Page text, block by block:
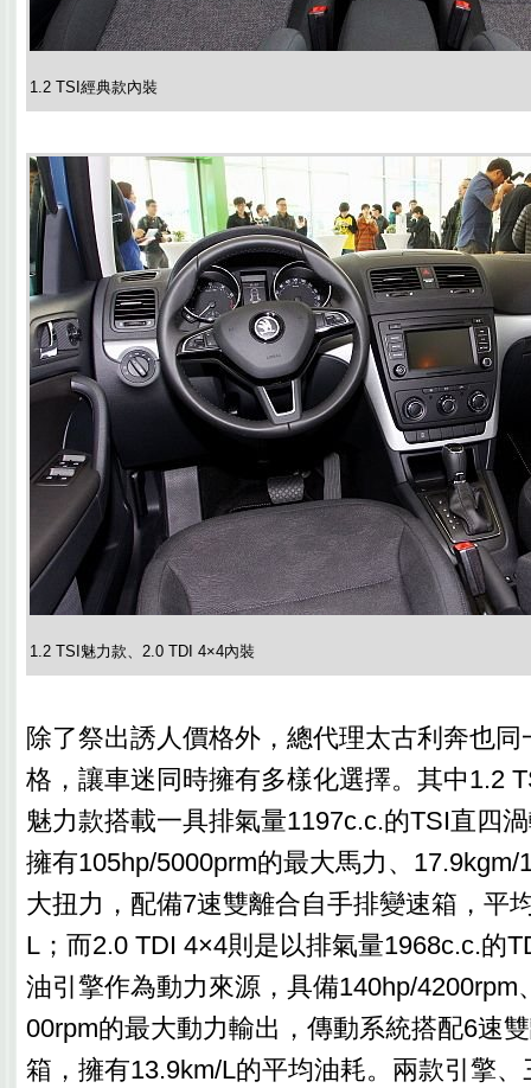
1.2 TSI經典款內裝
1.2 TSI魅力款、2.0 TDI 4×4內裝
除了祭出誘人價格外，總代理太古利奔也
格，讓車迷同時擁有多樣化選擇。其中1.2
魅力款搭載一具排氣量1197c.c.的TSI直四
擁有105hp/5000prm的最大馬力、17.9kgm/
大扭力，配備7速雙離合自手排變速箱，平
L；而2.0 TDI 4×4則是以排氣量1968c.c.的
油引擎作為動力來源，具備140hp/4200rpm
00rpm的最大動力輸出，傳動系統搭配6速
箱，擁有13.9km/L的平均油耗。兩款引擎